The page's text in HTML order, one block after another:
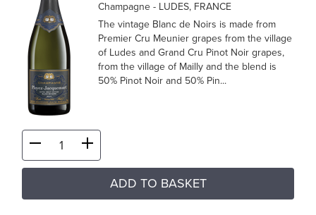
Champagne- LUDES, FRANCE
The vintage Blanc de Noirs is made from
Premier Cru Meunier grapes from the village
of Ludes and Grand Cru Pinot Noir grapes,
from the village of Mailly and the blend is
50% Pinot Noir and 50% Pin...
ADD TO BASKET